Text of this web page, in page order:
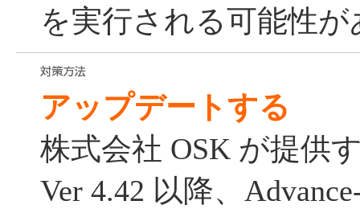
を実行される可能性
アップデートする
株式会社 OSK が提供
Ver 4.42 以降、